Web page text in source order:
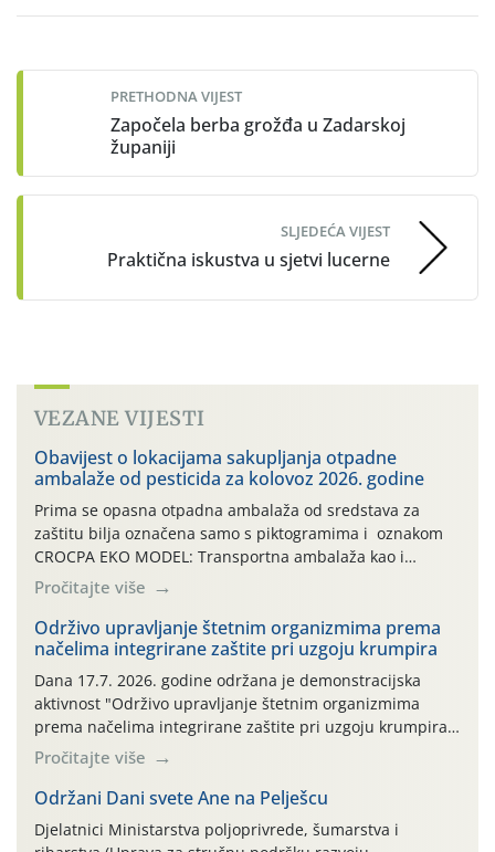
navigation
PRETHODNA VIJEST
Započela berba grožđa u Zadarskoj
županiji
SLJEDEĆA VIJEST
Praktična iskustva u sjetvi lucerne
VEZANE VIJESTI
Obavijest o lokacijama sakupljanja otpadne
ambalaže od pesticida za kolovoz 2026. godine
Prima se opasna otpadna ambalaža od sredstava za
zaštitu bilja označena samo s piktogramima i oznakom
CROCPA EKO MODEL: Transportna ambalaža kao i
ambalaža drugih proizvoda koji nisu sredstva za zaštitu
bilja (npr. ambalaža od mineralnih gnojiva,) se ne
prihvaća. Korisnicima je osiguran besplatni povrat
prazne ambalaže isključivo ovih tvrtki: AGROCHEM-MAKS,
AGRONOM, ALBAUGH TKI* (PINUS […]
Pročitajte više
Održivo upravljanje štetnim organizmima prema
načelima integrirane zaštite pri uzgoju krumpira
Dana 17.7. 2026. godine održana je demonstracijska
aktivnost "Održivo upravljanje štetnim organizmima
prema načelima integrirane zaštite pri uzgoju krumpira"
na pokusnom polju "Poredje", kraj naselja Belica (ARKOD
parcela ID 2445031) (središnji dio Međimurske županije).
Pročitajte više
Održani Dani svete Ane na Pelješcu
Djelatnici Ministarstva poljoprivrede, šumarstva i